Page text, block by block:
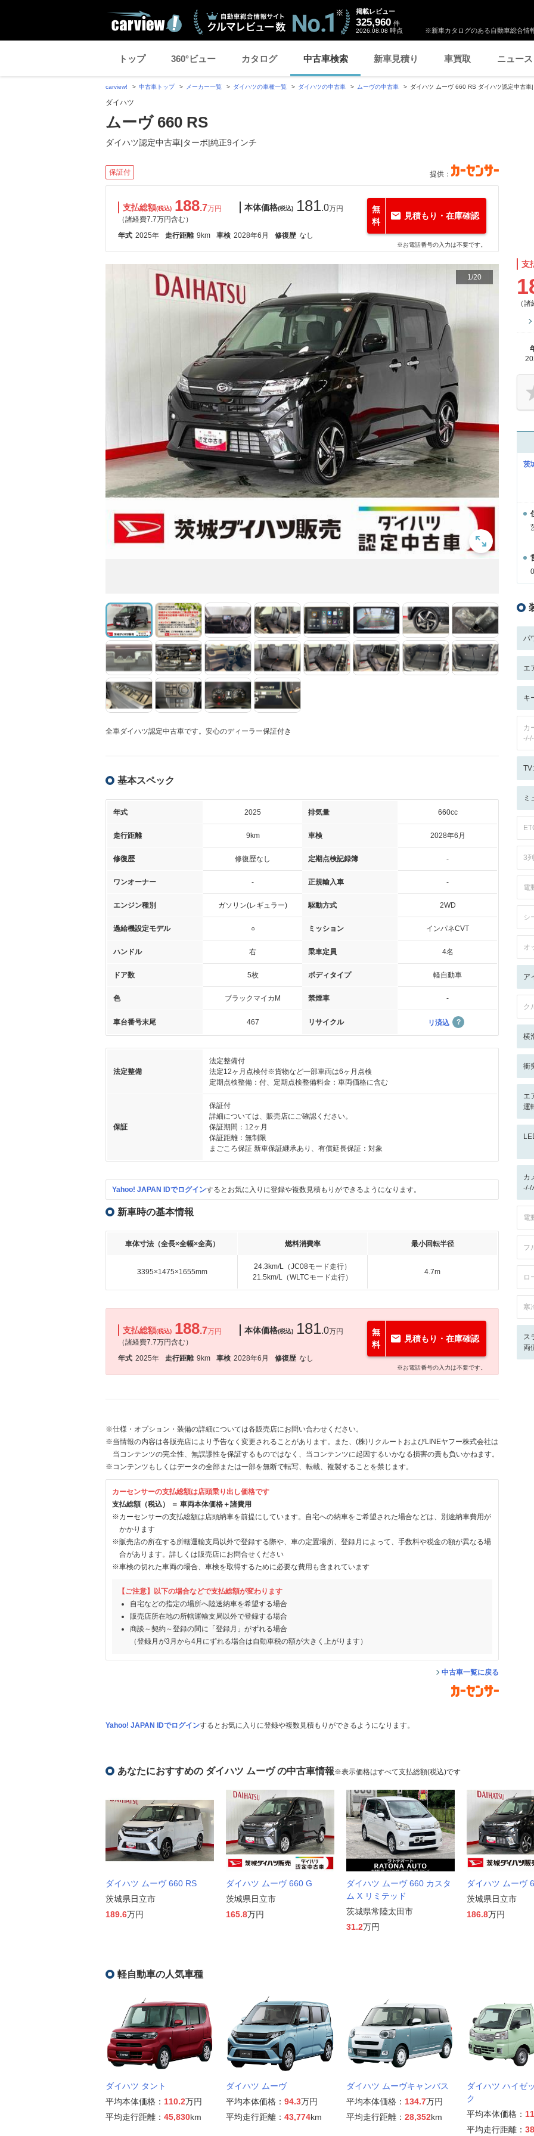
※新車カタログのある自動車総合情
掲載レビュー
325,960 件
2026.08.08 時点
トップ 360°ビュー カタログ 中古車検索 新車見積り 車買取 ニュース
carview! 中古車トップ メーカー一覧 ダイハツの車種一覧 ダイハツの中古車 ムーヴの中古車 ダイハツ ムーヴ 660 RS ダイハツ認定中古車
ダイハツ
ムーヴ 660 RS
ダイハツ認定中古車|ターボ|純正9インチ
保証付 提供：
支払総額(税込) 188.7万円
（諸経費7.7万円含む）
本体価格(税込) 181.0万円
年式 2025年 走行距離 9km 車検 2028年6月 修復歴 なし
無
料
見積もり・在庫確認
※お電話番号の入力は不要です。
1/20
全車ダイハツ認定中古車です。安心のディーラー保証付き
基本スペック
年式 2025 排気量 660cc
走行距離 9km 車検 2028年6月
修復歴 修復歴なし 定期点検記録簿 -
ワンオーナー - 正規輸入車 -
エンジン種別 ガソリン(レギュラー) 駆動方式 2WD
過給機設定モデル ○ ミッション インパネCVT
ハンドル 右 乗車定員 4名
ドア数 5枚 ボディタイプ 軽自動車
色 ブラックマイカM 禁煙車 -
車台番号末尾 467 リサイクル リ済込
法定整備
法定整備付
法定12ヶ月点検付※貨物など一部車両は6ヶ月点検
定期点検整備：付、定期点検整備料金：車両価格に含む
保証
保証付
詳細については、販売店にご確認ください。
保証期間：12ヶ月
保証距離：無制限
まごころ保証 新車保証継承あり、有償延長保証：対象
Yahoo! JAPAN IDでログインするとお気に入りに登録や複数見積もりができるようになります。
新車時の基本情報
車体寸法（全長×全幅×全高） 燃料消費率 最小回転半径
3395×1475×1655mm
24.3km/L（JC08モード走行）
21.5km/L（WLTCモード走行）
4.7m
支払総額(税込) 188.7万円
（諸経費7.7万円含む）
本体価格(税込) 181.0万円
年式 2025年 走行距離 9km 車検 2028年6月 修復歴 なし
無
料
見積もり・在庫確認
※お電話番号の入力は不要です。
※仕様・オプション・装備の詳細については各販売店にお問い合わせください。
※当情報の内容は各販売店により予告なく変更されることがあります。また、(株)リクルートおよびLINEヤフー株式会社は
当コンテンツの完全性、無誤謬性を保証するものではなく、当コンテンツに起因するいかなる損害の責も負いかねます。
※コンテンツもしくはデータの全部または一部を無断で転写、転載、複製することを禁じます。
カーセンサーの支払総額は店頭乗り出し価格です
支払総額（税込） ＝ 車両本体価格＋諸費用
※カーセンサーの支払総額は店頭納車を前提にしています。自宅への納車をご希望された場合などは、別途納車費用が
かかります
※販売店の所在する所轄運輸支局以外で登録する際や、車の定置場所、登録月によって、手数料や税金の額が異なる場
合があります。詳しくは販売店にお問合せください
※車検の切れた車両の場合、車検を取得するために必要な費用も含まれています
【ご注意】以下の場合などで支払総額が変わります
自宅などの指定の場所へ陸送納車を希望する場合
販売店所在地の所轄運輸支局以外で登録する場合
商談～契約～登録の間に「登録月」がずれる場合
（登録月が3月から4月にずれる場合は自動車税の額が大きく上がります）
中古車一覧に戻る
Yahoo! JAPAN IDでログインするとお気に入りに登録や複数見積もりができるようになります。
支
（
茨
パ
エ
キ
カ
ミ
3
電
シ
オ
ア
ク
横
衝
エ
運
カ
-/-/
電
フ
ロ
寒
ス
両
あなたにおすすめの ダイハツ ムーヴ の中古車情報※表示価格はすべて支払総額(税込)です
ダイハツ ムーヴ 660 RS
茨城県日立市
189.6万円
ダイハツ ムーヴ 660 G
茨城県日立市
165.8万円
ダイハツ ムーヴ 660 カスタ
ム X リミテッド
茨城県常陸太田市
31.2万円
ダイハツ ムーヴ
茨城県日立市
186.8万円
軽自動車の人気車種
ダイハツ タント
平均本体価格： 110.2万円
平均走行距離： 45,830km
ダイハツ ムーヴ
平均本体価格： 94.3万円
平均走行距離： 43,774km
ダイハツ ムーヴキャンバス
平均本体価格： 134.7万円
平均走行距離： 28,352km
ダイハツ ハイゼ
ク
平均本体価格：
平均走行距離：